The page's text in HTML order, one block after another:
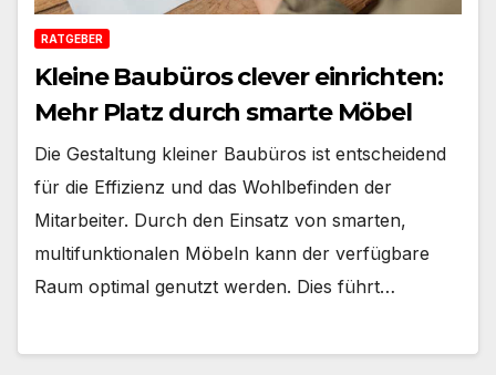
RATGEBER
Kleine Baubüros clever einrichten:
Mehr Platz durch smarte Möbel
Die Gestaltung kleiner Baubüros ist entscheidend
für die Effizienz und das Wohlbefinden der
Mitarbeiter. Durch den Einsatz von smarten,
multifunktionalen Möbeln kann der verfügbare
Raum optimal genutzt werden. Dies führt…